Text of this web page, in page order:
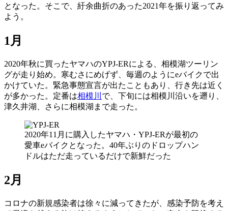
となった。そこで、紆余曲折のあった2021年を振り返ってみ
よう。
1月
2020年秋に買ったヤマハのYPJ-ERによる、相模湖ツーリン
グが走り始め。寒むさにめげず、毎週のようにeバイクで出
かけていた。緊急事態宣言が出たこともあり、行き先は近く
が多かった。定番は相模川 で、下旬には相模川沿いを遡り、
津久井湖、さらに相模湖まで走った。
2020年11月に購入したヤマハ・YPJ-ERが最初の
愛車eバイクとなった。40年ぶりのドロップハン
ドルはただ走っているだけで新鮮だった
2月
コロナの新規感染者は徐々に減ってきたが、感染予防を考え